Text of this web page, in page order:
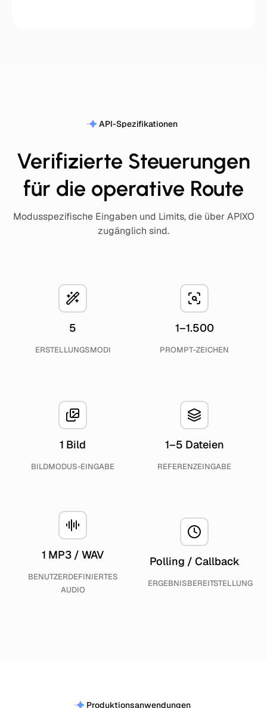
API-Spezifikationen
Verifizierte Steuerungen
für die operative Route
Modusspezifische Eingaben und Limits, die über APIXO
zugänglich sind.
5
ERSTELLUNGSMODI
1–1.500
PROMPT-ZEICHEN
1 Bild
BILDMODUS-EINGABE
1–5 Dateien
REFERENZEINGABE
1 MP3 / WAV
BENUTZERDEFINIERTES
AUDIO
Polling / Callback
ERGEBNISBEREITSTELLUNG
Produktionsanwendungen